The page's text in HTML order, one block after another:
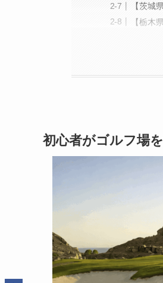
【茨城
【栃木
初心者がゴルフ場